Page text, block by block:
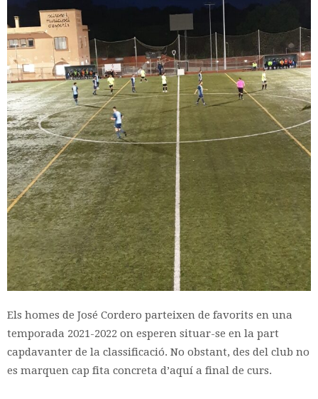
Els homes de José Cordero parteixen de favorits en una
temporada 2021-2022 on esperen situar-se en la part
capdavanter de la classificació. No obstant, des del club no
es marquen cap fita concreta d’aquí a final de curs.